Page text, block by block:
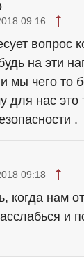
09:16
вопрос
на эти
мы чего то
для нас это
.
09:18
когда нам
и